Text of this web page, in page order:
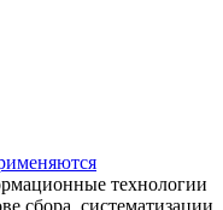
технологии